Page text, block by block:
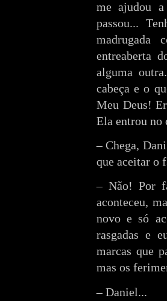
me ajudou
passou...
madrugada
entreaberta
alguma
cabeça e o
Meu Deus!
Ela entrou no
– Chega,
que aceitar o
– Não! Por
aconteceu,
novo e só
rasgadas e
marcas que
mas os
– Daniel...